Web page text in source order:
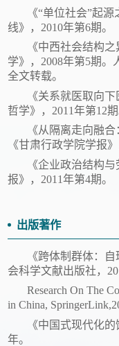
《“单位社会”起
线》，2010年第6期。
《中西社会结构
学》， 2008年第5期。
全文转载。
《关系就医取向
哲学》， 2011年第12期
《从隔离走向融
《甘肃行政学院学报》
《企业政治结构
报》， 2011年第4期。
出版著作
《跨体制群体：
会科学文献出版社，
Research On The
in China,
《中国式现代化
年。